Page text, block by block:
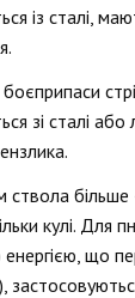
із сталі,
зі сталі або
ствола
кулі. Для
енергією, що